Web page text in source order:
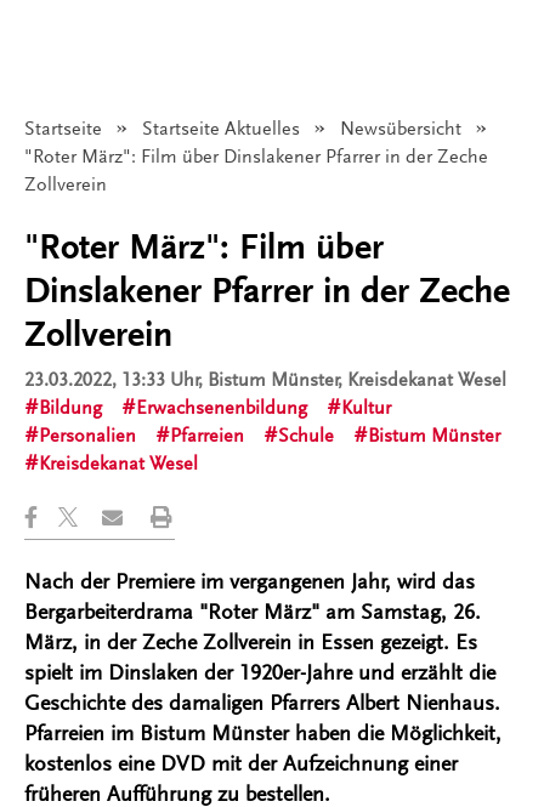
Startseite Startseite Aktuelles
Newsübersicht
Angezeigt:
"Roter März": Film über Dinslakener Pfarrer in der Zeche
Zollverein
"Roter März": Film über
Dinslakener Pfarrer in der Zeche
Zollverein
23.03.2022, 13:33 Uhr, Bistum Münster, Kreisdekanat Wesel
Bildung
Erwachsenenbildung
Kultur
Personalien
Pfarreien Schule
Bistum Münster
Kreisdekanat Wesel
Nach der Premiere im vergangenen Jahr, wird das
Bergarbeiterdrama "Roter März" am Samstag, 26.
März, in der Zeche Zollverein in Essen gezeigt. Es
spielt im Dinslaken der 1920er-Jahre und erzählt die
Geschichte des damaligen Pfarrers Albert Nienhaus.
Pfarreien im Bistum Münster haben die Möglichkeit,
kostenlos eine DVD mit der Aufzeichnung einer
früheren Aufführung zu bestellen.